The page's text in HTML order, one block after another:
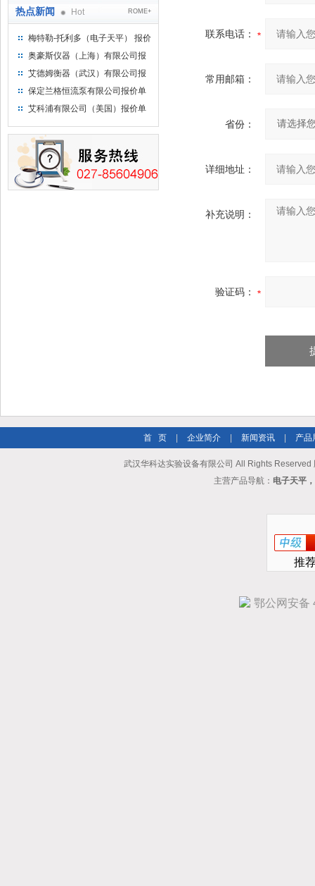
热点新闻 Hot ROME+
梅特勒-托利多（电子天平） 报价
单
奥豪斯仪器（上海）有限公司报
价单
艾德姆衡器（武汉）有限公司报
价单
保定兰格恒流泵有限公司报价单
艾科浦有限公司（美国）报价单
联系电话：
常用邮箱：
省份：
详细地址：
补充说明：
验证码：
首 页 企业简介 新闻资讯 产品
武汉华科达实验设备有限公司 All Rights Reserved
主营产品导航： 电子天平
推
鄂公网安备